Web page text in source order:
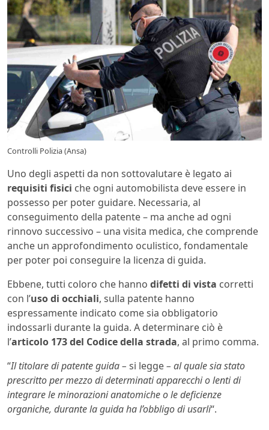
Controlli Polizia (Ansa)
Uno degli aspetti da non sottovalutare è legato ai
requisiti fisici che ogni automobilista deve essere in
possesso per poter guidare. Necessaria, al
conseguimento della patente – ma anche ad ogni
rinnovo successivo – una visita medica, che comprende
anche un approfondimento oculistico, fondamentale
per poter poi conseguire la licenza di guida.
Ebbene, tutti coloro che hanno difetti di vista corretti
con l’uso di occhiali, sulla patente hanno
espressamente indicato come sia obbligatorio
indossarli durante la guida. A determinare ciò è
l’articolo 173 del Codice della strada, al primo comma.
“Il titolare di patente guida – si legge– al quale sia stato
prescritto per mezzo di determinati apparecchi o lenti di
integrare le minorazioni anatomiche o le deficienze
organiche, durante la guida ha l’obbligo di usarli“.